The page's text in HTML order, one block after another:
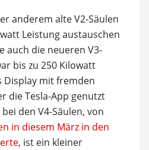
anderem alte V2-Säulen
Leistung austauschen
auch die neueren V3-
bis zu 250 Kilowatt
Display mit fremden
die Tesla-App genutzt
den V4-Säulen, von
in diesem März in den
, ist ein kleiner